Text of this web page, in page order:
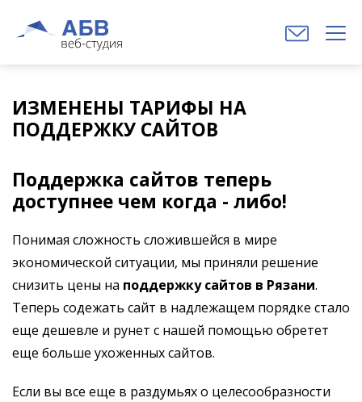
ИЗМЕНЕНЫ ТАРИФЫ НА
ПОДДЕРЖКУ САЙТОВ
Поддержка сайтов теперь
доступнее чем когда - либо!
Понимая сложность сложившейся в мире
экономической ситуации, мы приняли решение
снизить цены на поддержку сайтов в Рязани.
Теперь содежать сайт в надлежащем порядке стало
еще дешевле и рунет с нашей помощью обретет
еще больше ухоженных сайтов.
Если вы все еще в раздумьях о целесообразности